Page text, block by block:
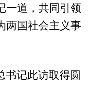
一道，共同引领
两国社会主义事
书记此访取得圆